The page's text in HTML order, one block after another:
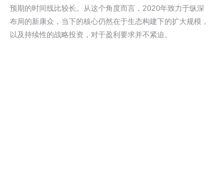
预期的时间线比较长。从这个角度而言，2020年致力于纵深
布局的新康众，当下的核心仍然在于生态构建下的扩大规模，
以及持续性的战略投资，对于盈利要求并不紧迫。